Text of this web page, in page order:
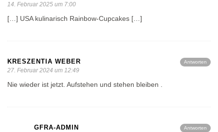
14. Februar 2025 um 7:00
[…] USA kulinarisch Rainbow-Cupcakes […]
Antworten
KRESZENTIA WEBER
27. Februar 2024 um 12:49
Nie wieder ist jetzt. Aufstehen und stehen bleiben .
Antworten
GFRA-ADMIN